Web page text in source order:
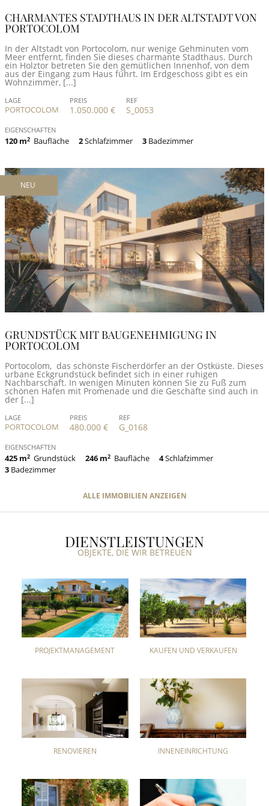
CHARMANTES STADTHAUS IN DER ALTSTADT VON
PORTOCOLOM
In der Altstadt von Portocolom, nur wenige Gehminuten vom
Meer entfernt, finden Sie dieses charmante Stadthaus. Durch
ein Holztor betreten Sie den gemütlichen Innenhof, von dem
aus der Eingang zum Haus führt. Im Erdgeschoss gibt es ein
Wohnzimmer, [...]
LAGE
PORTOCOLOM
PREIS
1.050.000 €
REF
S_0053
EIGENSCHAFTEN
120 m2 Baufläche 2Schlafzimmer 3 Badezimmer
NEU
GRUNDSTÜCK MIT BAUGENEHMIGUNG IN
PORTOCOLOM
Portocolom, das schönste Fischerdörfer an der Ostküste. Dieses
urbane Eckgrundstück befindet sich in einer ruhigen
Nachbarschaft. In wenigen Minuten können Sie zu Fuß zum
schönen Hafen mit Promenade und die Geschäfte sind auch in
der [...]
LAGE
PORTOCOLOM
PREIS
480.000 €
REF
G_0168
EIGENSCHAFTEN
425 m2 Grundstück 246 m2 Baufläche 4Schlafzimmer
3 Badezimmer
ALLE IMMOBILIEN ANZEIGEN
DIENSTLEISTUNGEN
OBJEKTE, DIE WIR BETREUEN
PROJEKTMANAGEMENT KAUFEN UND VERKAUFEN
RENOVIEREN INNENEINRICHTUNG